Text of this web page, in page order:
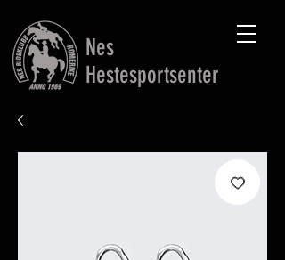
Nes
Hestesportsenter